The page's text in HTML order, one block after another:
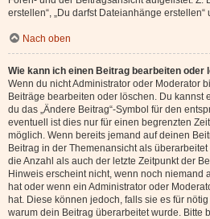
erstellen“, „Du darfst Dateianhänge erstellen“
Nach oben
Wie kann ich einen Beitrag bearbeiten oder
Wenn du nicht Administrator oder Moderator
Beiträge bearbeiten oder löschen. Du kannst
du das „Ändere Beitrag“-Symbol für den
eventuell ist dies nur für einen begrenzten
möglich. Wenn bereits jemand auf deinen
Beitrag in der Themenansicht als
die Anzahl als auch der letzte Zeitpunkt der
Hinweis erscheint nicht, wenn noch niemand
hat oder wenn ein Administrator oder
hat. Diese können jedoch, falls sie es für
warum dein Beitrag überarbeitet wurde. Bitte